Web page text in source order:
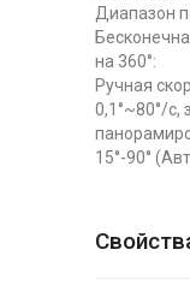
Диапазон
на 360°:
Ручная
0,1°~80°/с,
15°-90°